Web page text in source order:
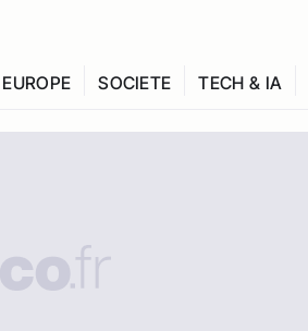
EUROPE SOCIETE TECH & IA